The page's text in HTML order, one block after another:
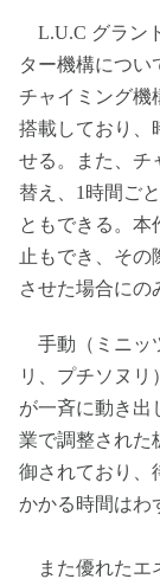
L.U.C グラン
ター機構につい
チャイミング機
搭載しており、
せる。また、チ
替え、1時間ご
ともできる。本
止もでき、そ
させた場合にの
手動（ミニッ
リ、プチソヌリ
が一斉に動き出
業で調整された
御されており、
かかる時間はわ
また優れたエ